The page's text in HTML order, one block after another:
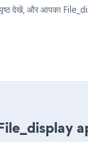
देखें, और आपका